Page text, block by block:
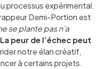
processus expérimental.
Demi-Portion est
se plante pas n’a
La peur de l’échec peut
notre élan créatif,
à certains projets.